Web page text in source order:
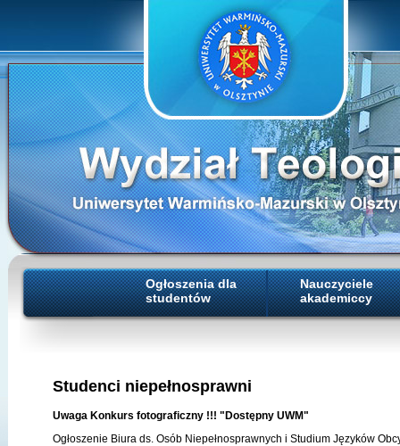
Ogłoszenia dla
studentów
Nauczyciele
akademiccy
Studenci niepełnosprawni
Uwaga Konkurs fotograficzny !!! "Dostępny UWM"
Ogłoszenie Biura ds. Osób Niepełnosprawnych i Studium Języków